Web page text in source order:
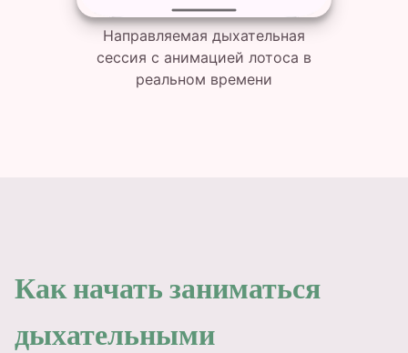
Направляемая дыхательная
сессия с анимацией лотоса в
реальном времени
Как начать заниматься
дыхательными